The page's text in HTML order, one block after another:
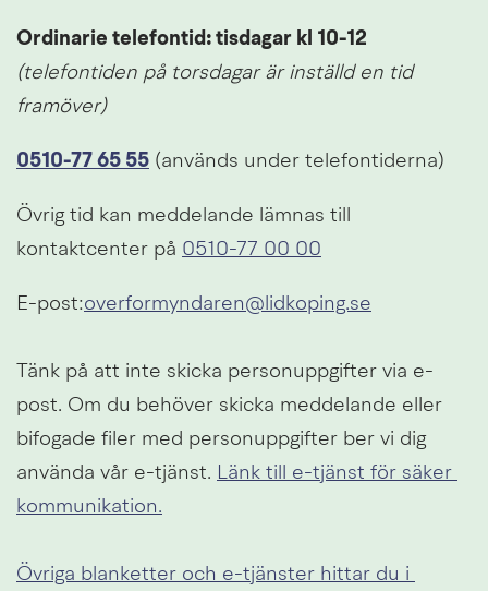
(telefontiden på torsdagar är inställd en tid
framöver)
0510-77 65 55 (används under telefontiderna)
Övrig tid kan meddelande lämnas till
kontaktcenter på 0510-77 00 00
E-post:overformyndaren@lidkoping.se
Tänk på att inte skicka personuppgifter via e-
post. Om du behöver skicka meddelande eller
bifogade filer med personuppgifter ber vi dig
använda vår e-tjänst. Länk till e-tjänst för säker
kommunikation.
Övriga blanketter och e-tjänster hittar du i